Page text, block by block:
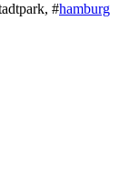
#hamburg